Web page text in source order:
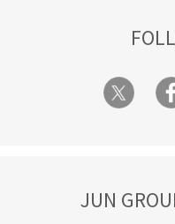
JUN